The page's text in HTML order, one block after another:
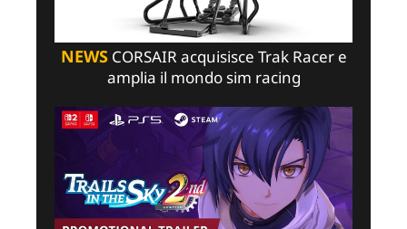
NEWSCORSAIR acquisisce Trak Racer e
amplia il mondo sim racing